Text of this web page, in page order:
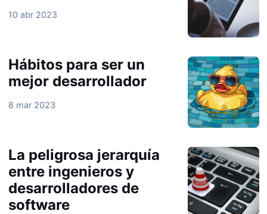
10 abr 2023
Hábitos para ser un
mejor desarrollador
8 mar 2023
La peligrosa jerarquía
entre ingenieros y
desarrolladores de
software